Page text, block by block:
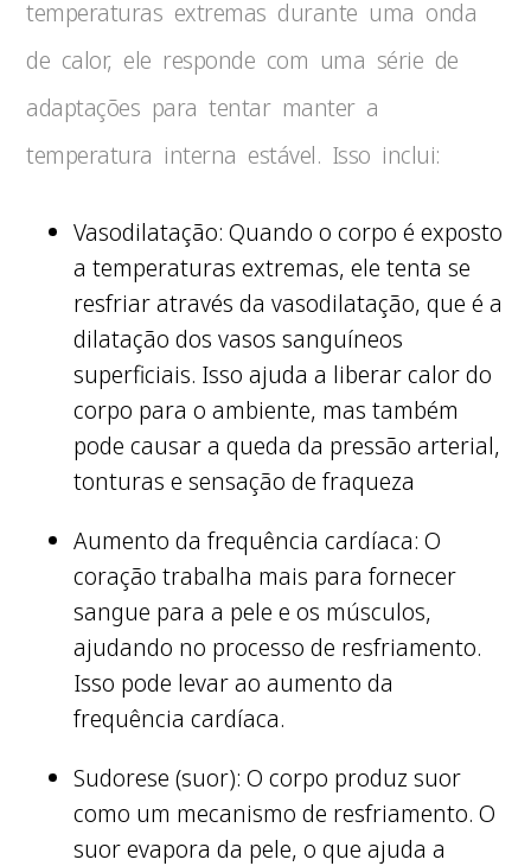
temperaturas extremas durante uma onda
de calor, ele responde com uma série de
adaptações para tentar manter a
temperatura interna estável. Isso inclui:
Vasodilatação: Quando o corpo é exposto
a temperaturas extremas, ele tenta se
resfriar através da vasodilatação, que é a
dilatação dos vasos sanguíneos
superficiais. Isso ajuda a liberar calor do
corpo para o ambiente, mas também
pode causar a queda da pressão arterial,
tonturas e sensação de fraqueza
Aumento da frequência cardíaca: O
coração trabalha mais para fornecer
sangue para a pele e os músculos,
ajudando no processo de resfriamento.
Isso pode levar ao aumento da
frequência cardíaca.
Sudorese (suor): O corpo produz suor
como um mecanismo de resfriamento. O
suor evapora da pele, o que ajuda a